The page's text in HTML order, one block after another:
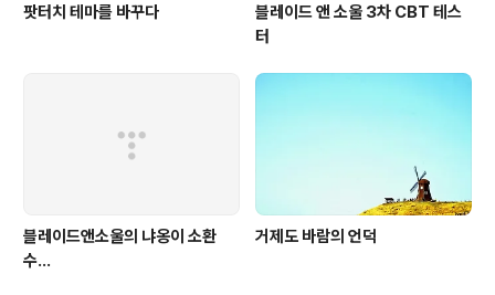
팟터치 테마를 바꾸다
블레이드 앤 소울 3차 CBT 테스
터
블레이드앤소울의 냐옹이 소환
수...
거제도 바람의 언덕